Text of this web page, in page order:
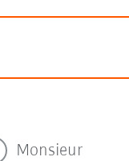
Monsieur